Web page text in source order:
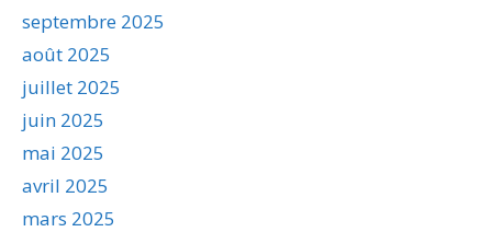
septembre 2025
août 2025
juillet 2025
juin 2025
mai 2025
avril 2025
mars 2025